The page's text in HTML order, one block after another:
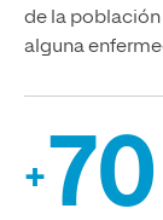
de la población
alguna
+70